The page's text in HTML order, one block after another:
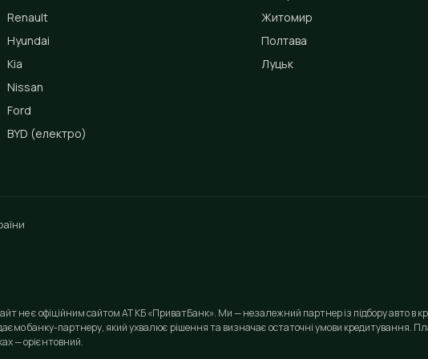
Renault
Hyundai
Kia
Nissan
Ford
BYD (електро)
Житомир
Полтава
Луцьк
не є офіційним сайтом АТ КБ «ПриватБанк». Ми — незалежний партнер із підбору авто в
банку-партнеру, який ухвалює рішення та визначає остаточні умови кредитування.
— орієнтовний.